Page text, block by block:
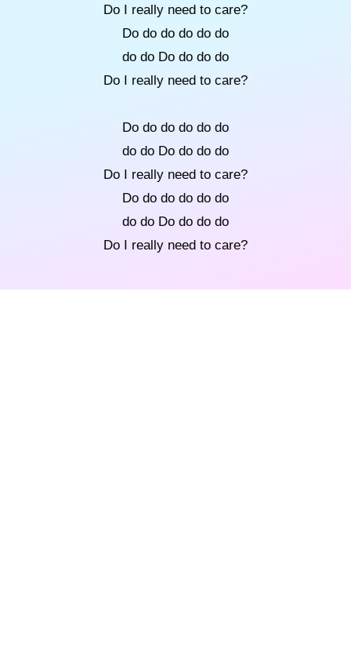
Do I really need to care?
Do do do do do do
do do Do do do do
Do I really need to care?
Do do do do do do
do do Do do do do
Do I really need to care?
Do do do do do do
do do Do do do do
Do I really need to care?